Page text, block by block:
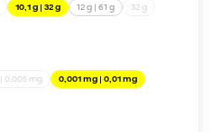
10,1 g | 32 g 12 g | 61 g
32 g
0,005 mg
0,001 mg | 0,01 mg